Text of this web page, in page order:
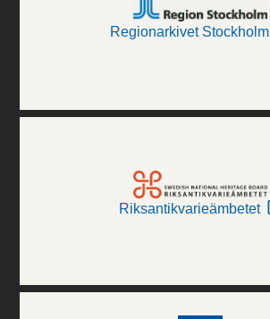
Regionarkivet Stockholm
Riksantikvarieämbetet